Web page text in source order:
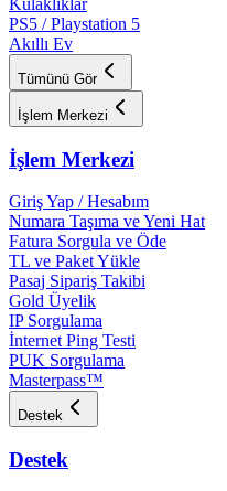
Kulaklıklar
PS5 / Playstation 5
Akıllı Ev
Tümünü Gör
İşlem Merkezi
İşlem Merkezi
Giriş Yap / Hesabım
Numara Taşıma ve Yeni Hat
Fatura Sorgula ve Öde
TL ve Paket Yükle
Pasaj Sipariş Takibi
Gold Üyelik
IP Sorgulama
İnternet Ping Testi
PUK Sorgulama
Masterpass™
Destek
Destek